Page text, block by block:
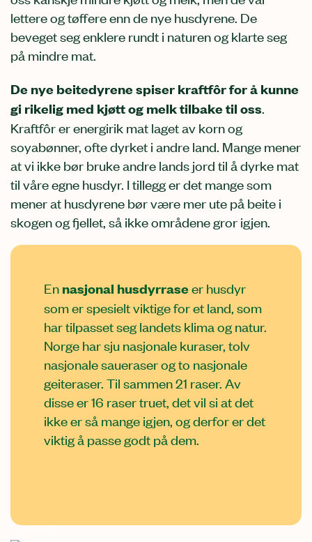
lettere og tøffere enn de nye husdyrene. De
beveget seg enklere rundt i naturen og klarte seg
på mindre mat.
De nye beitedyrene spiser kraftfôr for å kunne
gi rikelig med kjøtt og melk tilbake til oss
Kraftfôr er energirik mat laget av korn og
soyabønner, ofte dyrket i andre land. Mange mener
at vi ikke bør bruke andre lands jord til å dyrke mat
til våre egne husdyr. I tillegg er det mange som
mener at husdyrene bør være mer ute på beite i
skogen og fjellet, så ikke områdene gror igjen.
En nasjonal husdyrraseer husdyr
som er spesielt viktige for et land, som
har tilpasset seg landets klima og natur.
Norge har sju nasjonale kuraser, tolv
nasjonale saueraser og to nasjonale
geiteraser. Til sammen 21 raser. Av
disse er 16 raser truet, det vil si at det
ikke er så mange igjen, og derfor er det
viktig å passe godt på dem.
Spælsau